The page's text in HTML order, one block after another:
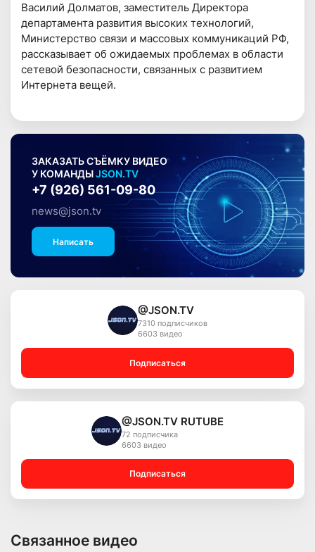
Василий Долматов, заместитель Директора
департамента развития высоких технологий,
Министерство связи и массовых коммуникаций РФ,
рассказывает об ожидаемых проблемах в области
сетевой безопасности, связанных с развитием
Интернета вещей.
ЗАКАЗАТЬ СЪЁМКУ ВИДЕО
У КОМАНДЫJSON.TV
+7 (926) 561-09-80
news@json.tv
Написать
@JSON.TV
7310 подписчиков
6603 видео
Подписаться
@JSON.TV RUTUBE
72 подписчика
6603 видео
Подписаться
Связанное видео